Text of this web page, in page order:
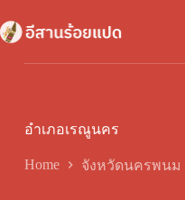
to
content
อำเภอเรณูนคร
Home จังหวัดนครพนม